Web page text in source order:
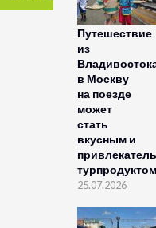
Путешествие
из
в Москву
на поезде
может
стать
вкусным и
турпродуктом
25.07.2026